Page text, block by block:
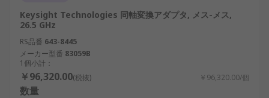
Keysight Technologies 同軸変換アダプタ, メス-メス,
26.5 GHz
RS品番 643-8445
メーカー型番 83059B
1個小計：
￥96,320.00(税抜) ￥96,320.00/個
数量